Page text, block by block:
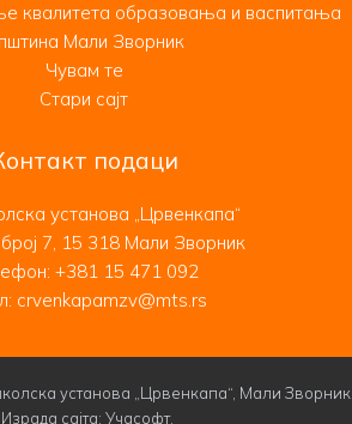
квалитета образовања и васпитања
Мали Зворник
Чувам те
Стари сајт
подаци
установа „Црвенкапа“
7, 15 318 Мали Зворник
+381 15 471 092
crvenkapamzv@mts.rs
установа „Црвенкапа“, Мали Зворник
Израда сајта: Учасофт.